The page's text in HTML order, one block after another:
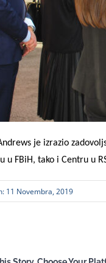
je izrazio
u FBiH, tako i Centru u
11 Novembra, 2019